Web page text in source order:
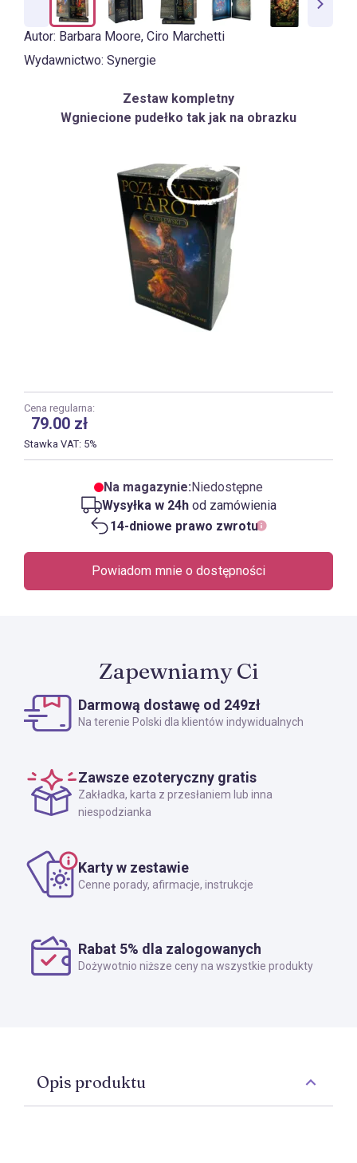
Autor: Barbara Moore, Ciro Marchetti
Wydawnictwo: Synergie
Zestaw kompletny
Wgniecione pudełko tak jak na obrazku
Cena regularna:
79.00 zł
Stawka VAT: 5%
Na magazynie:Niedostępne
Wysyłka w 24h od zamówienia
14-dniowe prawo zwrotu
Powiadom mnie o dostępności
Opis produktu
Zapewniamy Ci
Darmową dostawę od 249zł
Na terenie Polski dla klientów indywidualnych
Zawsze ezoteryczny gratis
Zakładka, karta z przesłaniem lub inna
niespodzianka
Karty w zestawie
Cenne porady, afirmacje, instrukcje
Rabat 5% dla zalogowanych
Dożywotnio niższe ceny na wszystkie produkty